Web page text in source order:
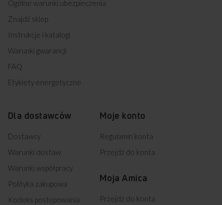
Ogólne warunki ubezpieczenia
Znajdź sklep
Instrukcje i katalogi
Warunki gwarancji
FAQ
Etykiety energetyczne
Dla dostawców
Dostawcy
Warunki dostaw
Warunki współpracy
Polityka zakupowa
Kodeks postępowania
Moje konto
Regulamin konta
Przejdź do konta
Moja Amica
Przejdź do konta